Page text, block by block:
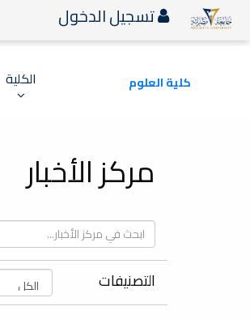
تسجيل الدخول
الكلية كلية العلوم
مركز الأخبار
التصنيفات